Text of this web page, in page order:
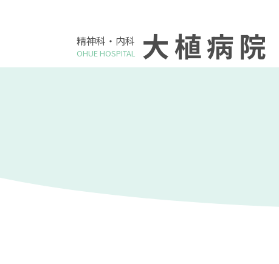
精神科・内科
OHUE HOSPITAL 大植病院